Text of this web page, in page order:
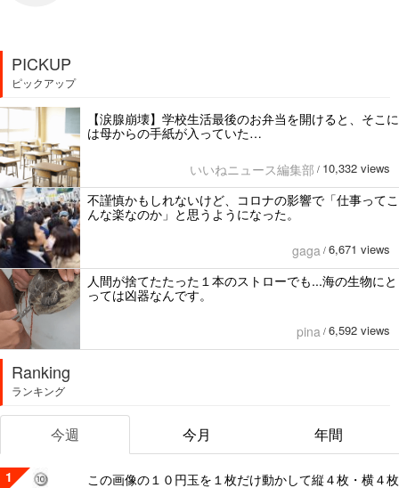
PICKUP
ピックアップ
【涙腺崩壊】学校生活最後のお弁当を開けると、そこに
は母からの手紙が入っていた…
いいねニュース編集部 / 10,332 views
不謹慎かもしれないけど、コロナの影響で「仕事ってこ
んな楽なのか」と思うようになった。
gaga / 6,671 views
人間が捨てたたった１本のストローでも...海の生物にと
っては凶器なんです。
pina / 6,592 views
Ranking
ランキング
今週 今月 年間
1
この画像の１０円玉を１枚だけ動かして縦４枚・横４枚